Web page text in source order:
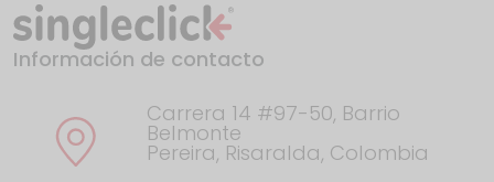
El año en Google: esto fue lo que
Información de contacto
Carrera 14 #97-50, Barrio
Belmonte
Pereira, Risaralda, Colombia